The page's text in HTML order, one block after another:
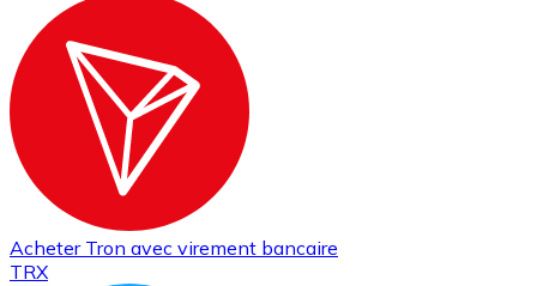
Acheter Tron avec virement bancaire
TRX